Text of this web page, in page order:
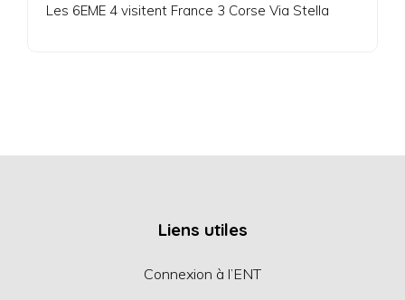
Les 6EME 4 visitent France 3 Corse Via Stella
Liens utiles
Connexion à l’ENT